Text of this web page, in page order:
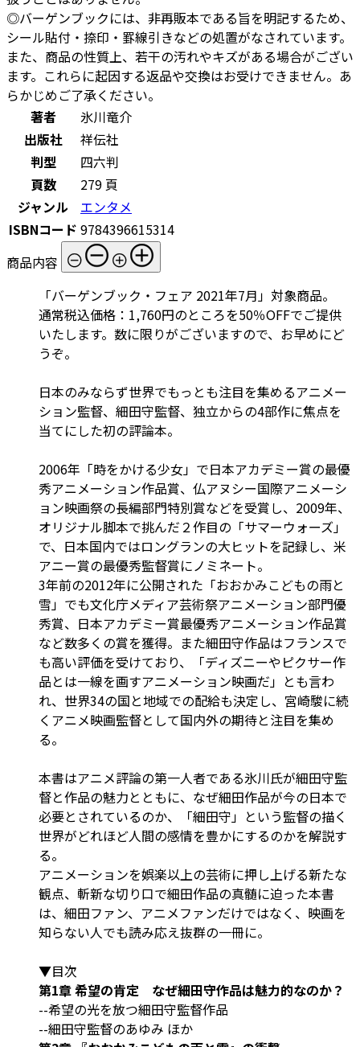
◎バーゲンブックには、非再販本である旨を明記するため、
シール貼付・捺印・罫線引きなどの処置がなされています。
また、商品の性質上、若干の汚れやキズがある場合がござい
ます。これらに起因する返品や交換はお受けできません。あ
らかじめご了承ください。
著者
氷川竜介
出版社
祥伝社
判型
四六判
頁数
279 頁
ジャンル
エンタメ
ISBNコード 9784396615314
商品内容
「バーゲンブック・フェア 2021年7月」対象商品。
通常税込価格：1,760円のところを50％OFFでご提供
いたします。数に限りがございますので、お早めにど
うぞ。
日本のみならず世界でもっとも注目を集めるアニメー
ション監督、細田守監督、独立からの4部作に焦点を
当てにした初の評論本。
2006年「時をかける少女」で日本アカデミー賞の最優
秀アニメーション作品賞、仏アヌシー国際アニメーシ
ョン映画祭の長編部門特別賞などを受賞し、2009年、
オリジナル脚本で挑んだ２作目の「サマーウォーズ」
で、日本国内ではロングランの大ヒットを記録し、米
アニー賞の最優秀監督賞にノミネート。
3年前の2012年に公開された「おおかみこどもの雨と
雪」でも文化庁メディア芸術祭アニメーション部門優
秀賞、日本アカデミー賞最優秀アニメーション作品賞
など数多くの賞を獲得。また細田守作品はフランスで
も高い評価を受けており、「ディズニーやピクサー作
品とは一線を画すアニメーション映画だ」とも言わ
れ、世界34の国と地域での配給も決定し、宮崎駿に続
くアニメ映画監督として国内外の期待と注目を集め
る。
本書はアニメ評論の第一人者である氷川氏が細田守監
督と作品の魅力とともに、なぜ細田作品が今の日本で
必要とされているのか、「細田守」という監督の描く
世界がどれほど人間の感情を豊かにするのかを解説す
る。
アニメーションを娯楽以上の芸術に押し上げる新たな
観点、斬新な切り口で細田作品の真髄に迫った本書
は、細田ファン、アニメファンだけではなく、映画を
知らない人でも読み応え抜群の一冊に。
▼目次
第1章 希望の肯定 なぜ細田守作品は魅力的なのか？
--希望の光を放つ細田守監督作品
--細田守監督のあゆみ ほか